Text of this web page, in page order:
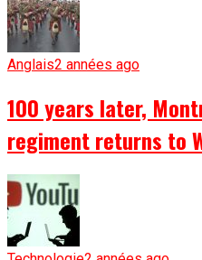
Anglais2 années ago
100 years later,
regiment returns to